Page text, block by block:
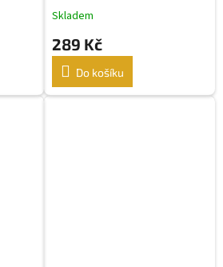
Skladem
289 Kč
Do košíku